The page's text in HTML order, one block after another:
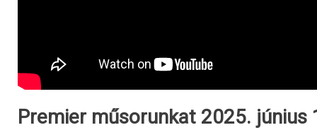
Premier műsorunkat 2025. június